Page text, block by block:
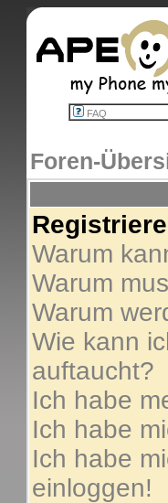
FAQ
Foren-
Warum
Warum
Warum
Wie kann
auftaucht?
Ich habe
Ich habe
Ich habe
einloggen!